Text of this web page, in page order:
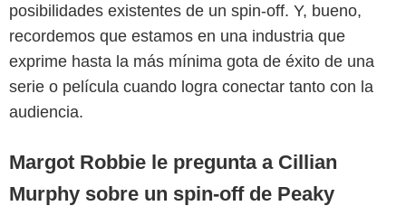
posibilidades existentes de un spin-off. Y, bueno,
recordemos que estamos en una industria que
exprime hasta la más mínima gota de éxito de una
serie o película cuando logra conectar tanto con la
audiencia.
Margot Robbie le pregunta a Cillian
Murphy sobre un spin-off de Peaky
Matt Squire/Netflix